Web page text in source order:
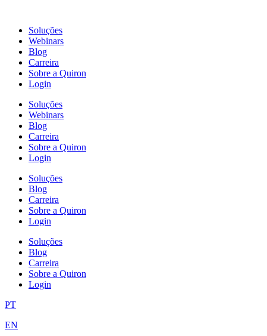
conteúdo
Soluções
Webinars
Blog
Carreira
Sobre a Quiron
Login
Soluções
Webinars
Blog
Carreira
Sobre a Quiron
Login
Soluções
Blog
Carreira
Sobre a Quiron
Login
Soluções
Blog
Carreira
Sobre a Quiron
Login
PT
EN